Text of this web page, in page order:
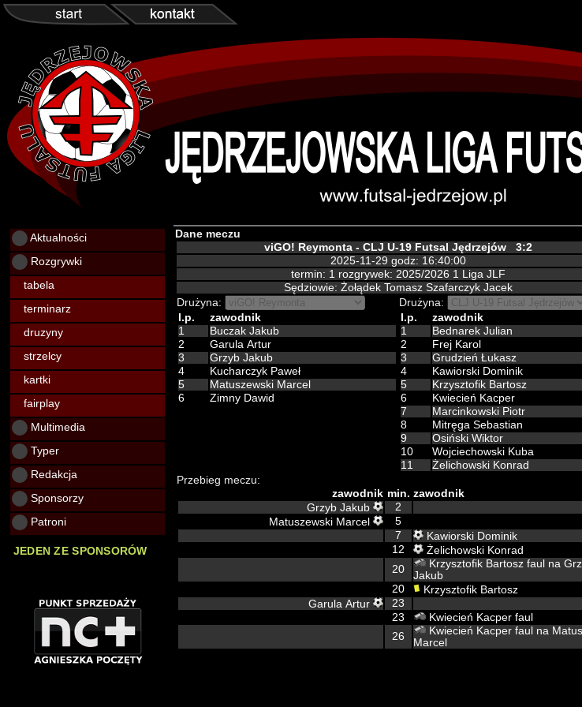
Aktualności
Rozgrywki
tabela
terminarz
druzyny
strzelcy
kartki
fairplay
Multimedia
Typer
Redakcja
Sponsorzy
Patroni
JEDEN ZE SPONSORÓW
Dane meczu
viGO! Reymonta - CLJ U-19 Futsal Jędrzejów 3:2
2025-11-29 godz: 16:40:00
termin: 1 rozgrywek: 2025/2026 1 Liga JLF
Sędziowie: Żołądek Tomasz Szafarczyk Jacek
Drużyna:
l.p.
zawodnik
1
Buczak Jakub
2
Garula Artur
3
Grzyb Jakub
4
Kucharczyk Paweł
5
Matuszewski Marcel
6
Zimny Dawid
Drużyna:
l.p.
zawodnik
1
Bednarek Julian
2
Frej Karol
3
Grudzień Łukasz
4
Kawiorski Dominik
5
Krzysztofik Bartosz
6
Kwiecień Kacper
7
Marcinkowski Piotr
8
Mitręga Sebastian
9
Osiński Wiktor
10
Wojciechowski Kuba
11
Żelichowski Konrad
Przebieg meczu:
zawodnik min. zawodnik
Grzyb Jakub
2
Matuszewski Marcel
5
7
Kawiorski Dominik
12
Żelichowski Konrad
20
Krzysztofik Bartosz faul na
Jakub
20
Krzysztofik Bartosz
Garula Artur
23
23
Kwiecień Kacper faul
26
Kwiecień Kacper faul na
Marcel